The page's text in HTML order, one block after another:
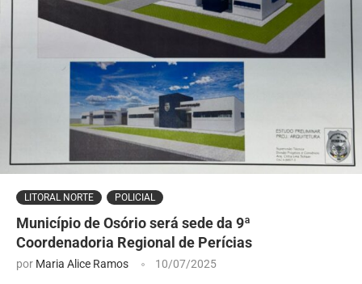
LITORAL NORTE POLICIAL
Município de Osório será sede da 9ª
Coordenadoria Regional de Perícias
por Maria Alice Ramos 10/07/2025